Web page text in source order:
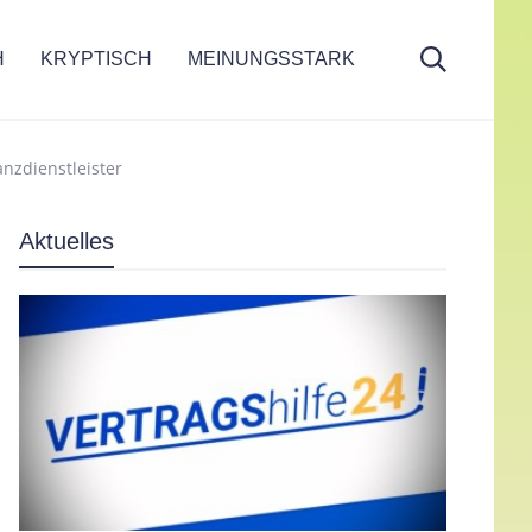
KRYPTISCH MEINUNGSSTARK
Aktuelles